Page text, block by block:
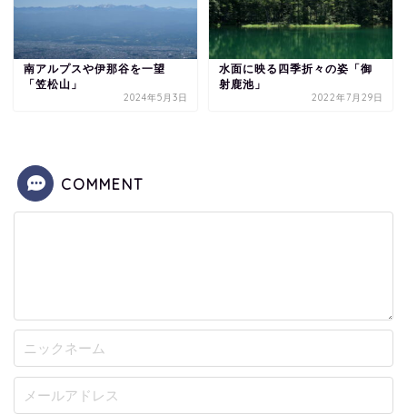
南アルプスや伊那谷を一望
「笠松山」
2024年5月3日
水面に映る四季折々の姿「御
射鹿池」
2022年7月29日
COMMENT